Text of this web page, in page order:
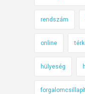
rendszám
online
hülyeség